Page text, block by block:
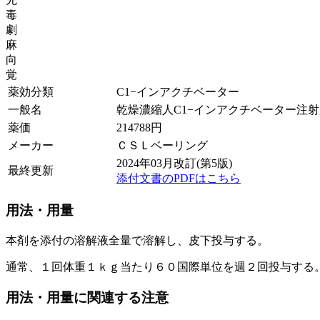
毒
劇
麻
向
覚
薬効分類
C1−インアクチベーター
一般名
乾燥濃縮人C1−インアクチベーター注
薬価
214788円
メーカー
ＣＳＬベーリング
最終更新
2024年03月改訂(第5版)
添付文書のPDFはこちら
用法・用量
本剤を添付の溶解液全量で溶解し、皮下投与する。
通常、１回体重１ｋｇ当たり６０国際単位を週２回投与する
用法・用量に関連する注意